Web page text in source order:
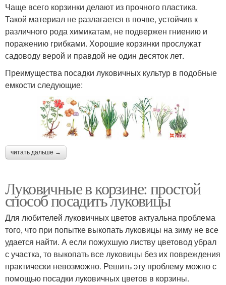
Чаще всего корзинки делают из прочного пластика.
Такой материал не разлагается в почве, устойчив к
различного рода химикатам, не подвержен гниению и
поражению грибками. Хорошие корзинки прослужат
садоводу верой и правдой не один десяток лет.
Преимущества посадки луковичных культур в подобные
емкости следующие:
читать дальше →
Луковичные в корзине: простой
способ посадить луковицы
Для любителей луковичных цветов актуальна проблема
того, что при попытке выкопать луковицы на зиму не все
удается найти. А если пожухшую листву цветовод убрал
с участка, то выкопать все луковицы без их повреждения
практически невозможно. Решить эту проблему можно с
помощью посадки луковичных цветов в корзины.